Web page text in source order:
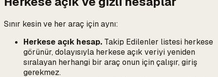
Sınır kesin ve her araç için aynı:
Herkese açık hesap. Takip Edilenler listesi herkese
görünür, dolayısıyla herkese açık veriyi yeniden
sıralayan herhangi bir araç onun için çalışır, giriş
gerekmez.